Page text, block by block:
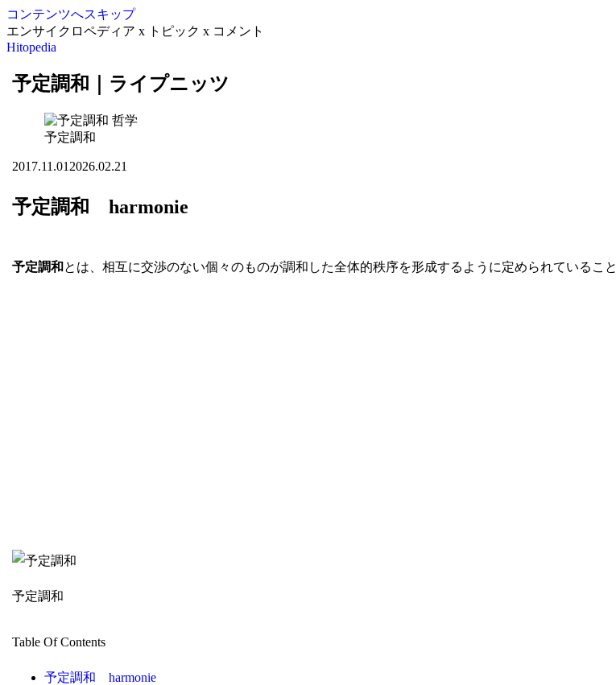
コンテンツへスキップ
エンサイクロペディア x トピック x コメント
Hitopedia
予定調和｜ライプニッツ
哲学
予定調和
2017.11.01 2026.02.21
予定調和 harmonie
予定調和 とは、相互に交渉のない個々のものが調和した全体的秩序を形成するように定められていること
予定調和
Table Of Contents
予定調和 harmonie